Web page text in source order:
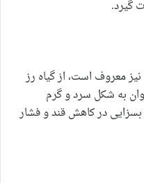
معروف است، از گیاه رز
به شکل سرد و گرم
در کاهش قند و فشار